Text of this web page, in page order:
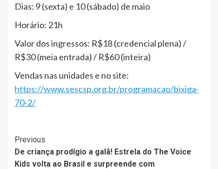
Dias: 9 (sexta) e 10 (sábado) de maio
Horário: 21h
Valor dos ingressos: R$18 (credencial plena) /
R$30 (meia entrada) / R$60 (inteira)
Vendas nas unidades e no site:
https://www.sescsp.org.br/programacao/bixiga-
70-2/
Post
Navigation
Previous
De criança prodígio a galã! Estrela do The Voice
Kids volta ao Brasil e surpreende com